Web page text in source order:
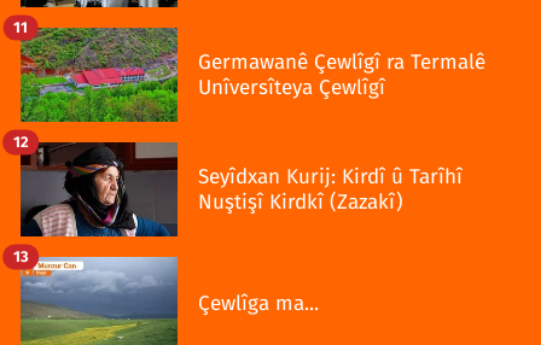
Germawanê Çewlîgî ra Termalê
Unîversîteya Çewlîgî
11
Seyîdxan Kurij: Kirdî û Tarîhî
Nuştişî Kirdkî (Zazakî)
12
Çewlîga ma...
13